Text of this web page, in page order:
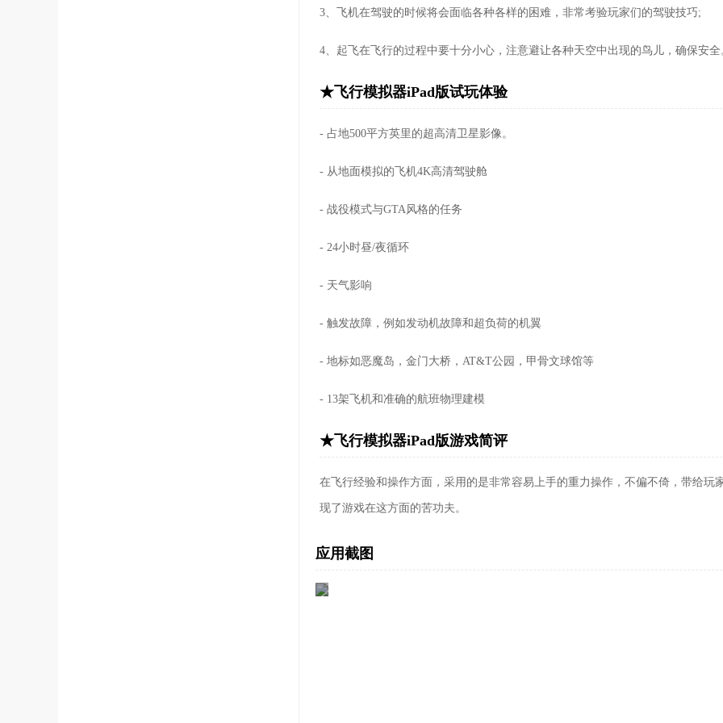
3、飞机在驾驶的时候将会面临各种各样的困难，非常考验玩家们的驾驶技巧;
4、起飞在飞行的过程中要十分小心，注意避让各种天空中出现的鸟儿，确保安全
★飞行模拟器iPad版试玩体验
- 占地500平方英里的超高清卫星影像。
- 从地面模拟的飞机4K高清驾驶舱
- 战役模式与GTA风格的任务
- 24小时昼/夜循环
- 天气影响
- 触发故障，例如发动机故障和超负荷的机翼
- 地标如恶魔岛，金门大桥，AT&T公园，甲骨文球馆等
- 13架飞机和准确的航班物理建模
★飞行模拟器iPad版游戏简评
在飞行经验和操作方面，采用的是非常容易上手的重力操作，不偏不倚，带给
现了游戏在这方面的苦功夫。
应用截图